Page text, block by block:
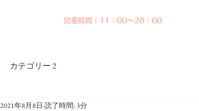
営業時間｜11：00～20：00
カテゴリー 2
2021年8月8日 読了時間: 3分